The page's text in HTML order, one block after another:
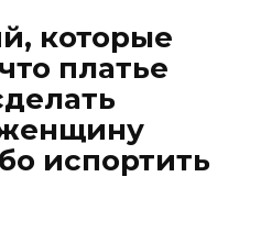
которые
платье
испортить